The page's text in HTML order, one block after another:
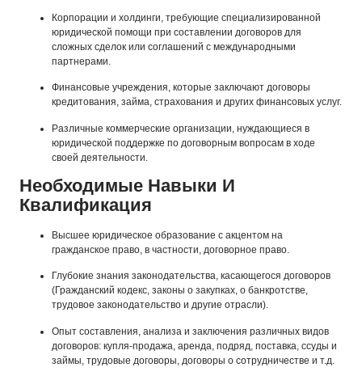
Корпорации и холдинги, требующие специализированной
юридической помощи при составлении договоров для
сложных сделок или соглашений с международными
партнерами.
Финансовые учреждения, которые заключают договоры
кредитования, займа, страхования и других финансовых услуг.
Различные коммерческие организации, нуждающиеся в
юридической поддержке по договорным вопросам в ходе
своей деятельности.
Необходимые Навыки И
Квалификация
Высшее юридическое образование с акцентом на
гражданское право, в частности, договорное право.
Глубокие знания законодательства, касающегося договоров
(Гражданский кодекс, законы о закупках, о банкротстве,
трудовое законодательство и другие отрасли).
Опыт составления, анализа и заключения различных видов
договоров: купля-продажа, аренда, подряд, поставка, ссуды и
займы, трудовые договоры, договоры о сотрудничестве и т.д.